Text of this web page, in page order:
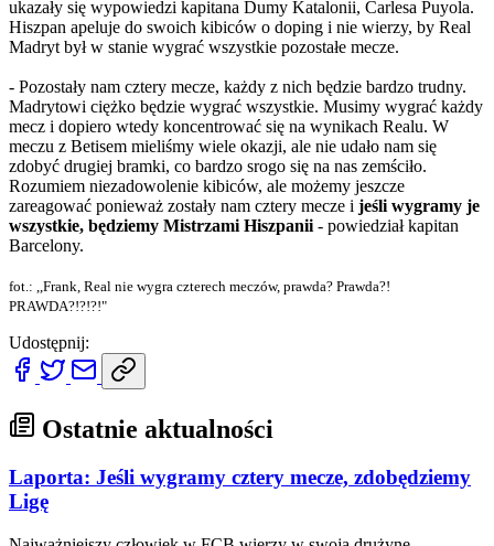
ukazały się wypowiedzi kapitana Dumy Katalonii, Carlesa Puyola.
Hiszpan apeluje do swoich kibiców o doping i nie wierzy, by Real
Madryt był w stanie wygrać wszystkie pozostałe mecze.
- Pozostały nam cztery mecze, każdy z nich będzie bardzo trudny.
Madrytowi ciężko będzie wygrać wszystkie. Musimy wygrać każdy
mecz i dopiero wtedy koncentrować się na wynikach Realu. W
meczu z Betisem mieliśmy wiele okazji, ale nie udało nam się
zdobyć drugiej bramki, co bardzo srogo się na nas zemściło.
Rozumiem niezadowolenie kibiców, ale możemy jeszcze
zareagować ponieważ zostały nam cztery mecze i jeśli wygramy je
wszystkie, będziemy Mistrzami Hiszpanii - powiedział kapitan
Barcelony.
fot.: ,,Frank, Real nie wygra czterech meczów, prawda? Prawda?!
PRAWDA?!?!?!"
Udostępnij:
Ostatnie aktualności
Laporta: Jeśli wygramy cztery mecze, zdobędziemy
Ligę